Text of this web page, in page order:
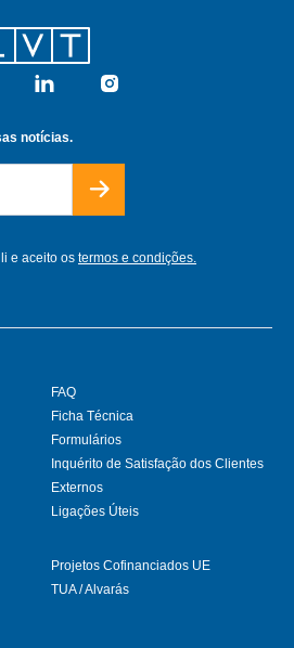
Linkedin Instagram
notícias.
e aceito os termos e condições.
FAQ
Ficha Técnica
Formulários
Inquérito de Satisfação dos Clientes
Externos
Ligações Úteis
Projetos Cofinanciados UE
TUA / Alvarás